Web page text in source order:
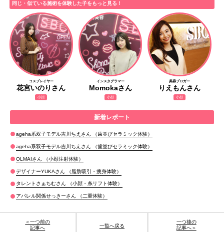
同じ・似ている施術を体験した子をもっと見る！
コスプレイヤー
花宮いのりさん
小顔
インスタグラマー
Momokaさん
小顔
美容ブロガー
りえもんさん
小顔
＜一つ前の
記事へ
一覧へ戻る
一つ後の
記事へ＞
ageha系双子モデル吉川ちえさん 歯並びセラミック
ageha系双子モデル吉川ちえさん 歯並びセラミック
OL MAIさん 小顔注射
デザイナーYUKAさん 脂肪吸引・痩身
タレント さぁちむさん 小顔・糸リフト
アパレル関係せっきーさん 二重